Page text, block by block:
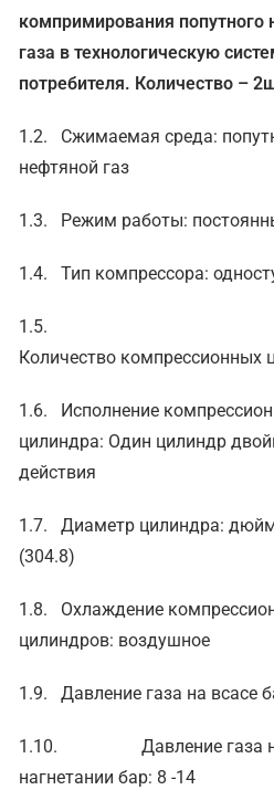
компримирования попутного
газа в технологическую
потребителя. Количество –
1.2. Сжимаемая среда:
нефтяной газ
1.3. Режим работы:
1.4. Тип компрессора:
1.5.
Количество компрессионных
1.6. Исполнение
цилиндра: Один цилиндр
действия
1.7. Диаметр цилиндра:
(304.8)
1.8. Охлаждение
цилиндров: воздушное
1.9. Давление газа на всасе
1.10. Давление газа
нагнетании бар: 8 -14